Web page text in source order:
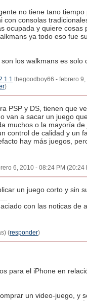
no tiene tano
con consolas
ocupada y quiere cosas
ya todo eso fue
son los walkmans es solo
thegoodboy66 - febrero
)
PSP y DS, tienen que
van a sacar un juego
muchos o la mayoría
control de calidad y un
hay más juegos,
6, 2010 - 08:24 PM (20:24
un juego corto y sin
con las noticas de
(responder)
para el iPhone en
un video-juego, y